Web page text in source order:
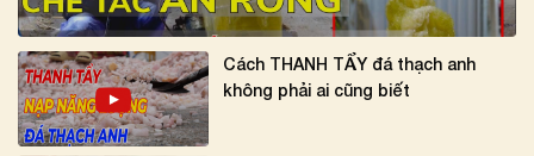
Cách THANH TẨY đá thạch anh
không phải ai cũng biết